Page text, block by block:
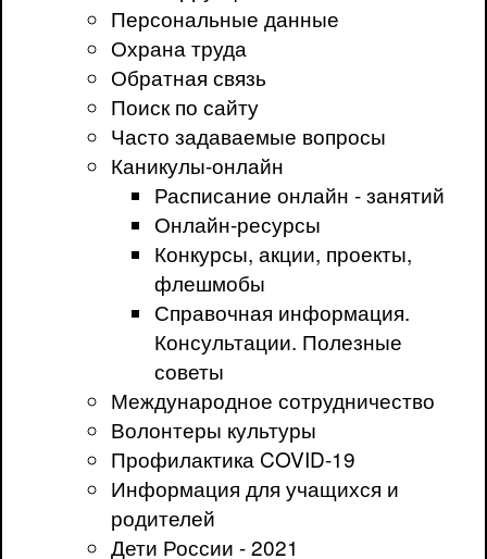
Персональные данные
Охрана труда
Обратная связь
Поиск по сайту
Часто задаваемые вопросы
Каникулы-онлайн
Расписание онлайн - занятий
Онлайн-ресурсы
Конкурсы, акции, проекты,
флешмобы
Справочная информация.
Консультации. Полезные
советы
Международное сотрудничество
Волонтеры культуры
Профилактика COVID-19
Информация для учащихся и
родителей
Дети России - 2021